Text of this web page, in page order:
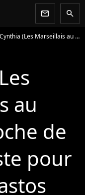
newsletter search
Cynthia (Les Marseillais au Mexique) proche de Greg Yega juste pour le buzz ? Bastos balance, elle réagit
au
de
pour